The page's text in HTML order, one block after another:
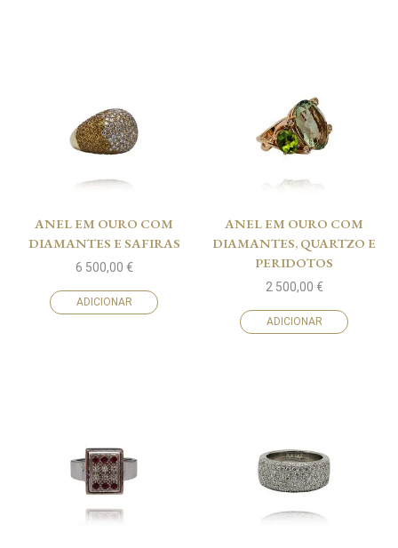
ANEL EM OURO COM
DIAMANTES E SAFIRAS
6 500,00 €
ADICIONAR
ANEL EM OURO COM
DIAMANTES, QUARTZO E
PERIDOTOS
2 500,00 €
ADICIONAR